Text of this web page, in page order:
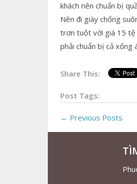
khách nên chuẩn bị
Nên đi giày chống
trơn tuột với giá 15 tệ
phải chuẩn bị cả xống
Share This:
Post Tags:
← Previous Posts